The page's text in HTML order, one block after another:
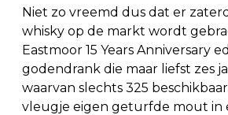
Niet zo vreemd dus dat er
whisky op de markt wordt
Eastmoor 15 Years Anniversary
godendrank die maar liefst zes
waarvan slechts 325
vleugje eigen geturfde mout in